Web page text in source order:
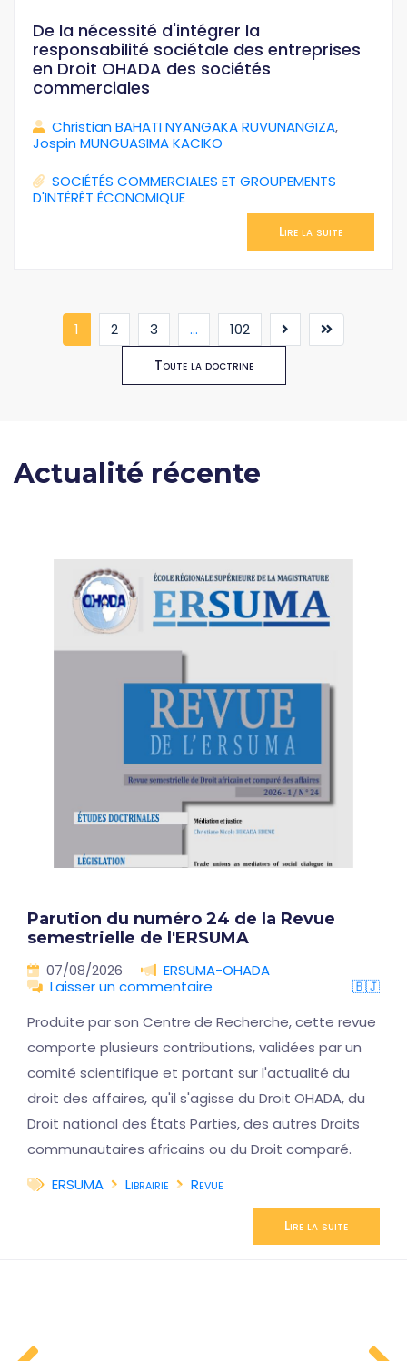
De la nécessité d'intégrer la
responsabilité sociétale des entreprises
en Droit OHADA des sociétés
commerciales
Christian BAHATI NYANGAKA RUVUNANGIZA,
Jospin MUNGUASIMA KACIKO
SOCIÉTÉS COMMERCIALES ET GROUPEMENTS
D'INTÉRÊT ÉCONOMIQUE
Lire la suite
1 (current)
2 3 ... 102
Toute la doctrine
Actualité récente
Parution du numéro 24 de la Revue
semestrielle de l'ERSUMA
07/08/2026
ERSUMA-OHADA
Laisser un commentaire
🇧🇯
Produite par son Centre de Recherche, cette revue
comporte plusieurs contributions, validées par un
comité scientifique et portant sur l'actualité du
droit des affaires, qu'il s'agisse du Droit OHADA, du
Droit national des États Parties, des autres Droits
communautaires africains ou du Droit comparé.
ERSUMA
Librairie Revue
Lire la suite